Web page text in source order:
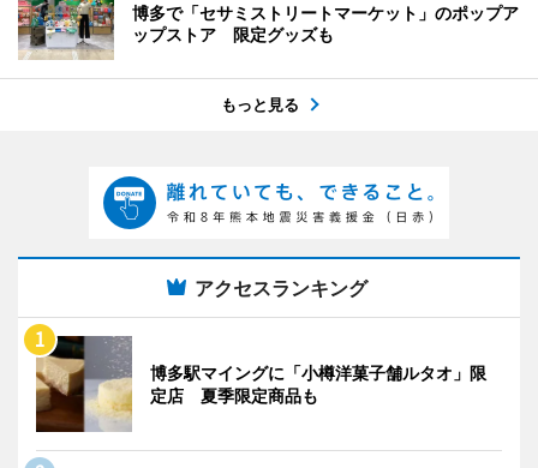
博多で「セサミストリートマーケット」のポップア
ップストア 限定グッズも
もっと見る
アクセスランキング
博多駅マイングに「小樽洋菓子舗ルタオ」限
定店 夏季限定商品も